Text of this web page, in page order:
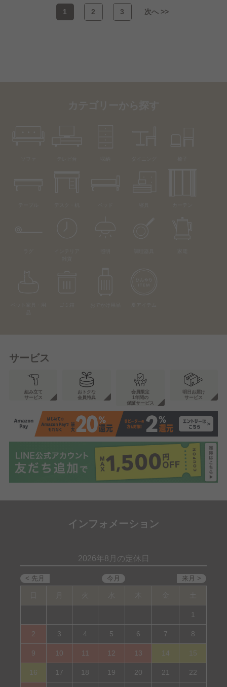
1 2 3 次へ >>
サービス
組み立て
サービス
おトクな
会員特典
会員限定
1年間の
保証サービス
明日お届け
サービス
インフォメーション
2026年8月の定休日
1
2 3 4 5 6 7 8
9 10 11 12 13 14 15
16 17 18 19 20 21 22